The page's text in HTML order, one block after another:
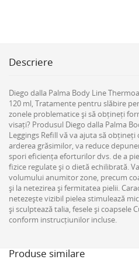
Descriere
Diego dalla Palma Body Line
120 ml, Tratamente pentru slăbire
zonele problematice și să obțineți
visați? Produsul Diego dalla Palma
Leggings Refill vă va ajuta să
arderea grăsimilor, va reduce
spori eficiența eforturilor dvs. de a
fizice regulate și o dietă echilibrată.
volumului anumitor zone, precum
și la netezirea și fermitatea pielii.
netezește vizibil pielea stimulează
și sculptează talia, fesele și coapsele
conform instrucțiunilor incluse.
Produse similare